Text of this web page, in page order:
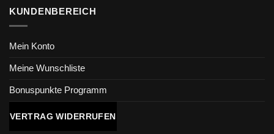
KUNDENBEREICH
Mein Konto
Meine Wunschliste
Bonuspunkte Programm
VERTRAG WIDERRUFEN